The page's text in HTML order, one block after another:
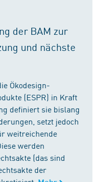
der BAM zur
und nächste
Ökodesign-
(ESPR) in Kraft
definiert sie bislang
setzt jedoch
weitreichende
werden
(das sind
der